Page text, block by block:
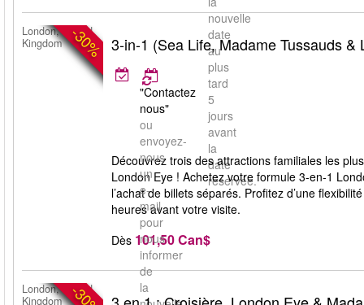
nouvelle
date
au
plus
tard
5
jours
avant
la
date
réservée.
-30%
London, United
Kingdom
3-in-1 (Sea Life, Madame Tussauds &
"Contactez
nous"
ou
envoyez-
nous
un
e-
mail
pour
nous
informer
de
la
Découvrez trois des attractions familiales les
London Eye ! Achetez votre formule 3-en-1
l’achat de billets séparés. Profitez d’une
heures avant votre visite.
Dès 101,50 Can$
London, United
Kingdom